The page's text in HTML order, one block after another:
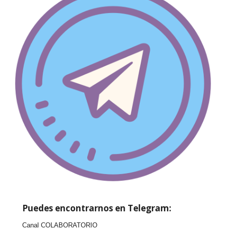
Puedes encontrarnos en Telegram:
Canal COLABORATORIO